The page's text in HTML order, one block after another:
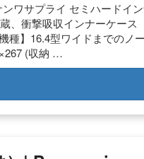
ワサプライ セミハードイ
、衝撃吸収インナーケース
種】16.4型ワイドまでのノ
(収納 …